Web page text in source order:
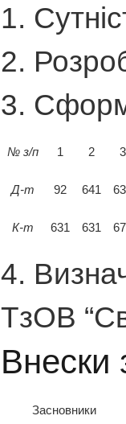
1.
2.
3.
№ з/п 1 2 3
Д-т 92 641
К-т 631 631
4.
ТзОВ
Внески
Засновники